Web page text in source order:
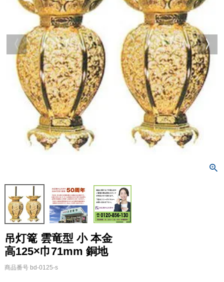
吊灯篭 雲竜型 小 本金
高125×巾71mm 銅地
商品番号 bd-0125-s